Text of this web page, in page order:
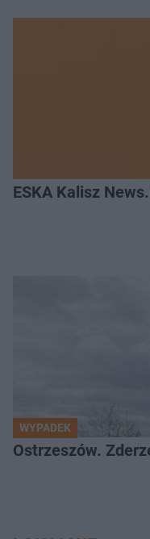
ESKA Kalisz
WYPADEK
Ostrzeszów.